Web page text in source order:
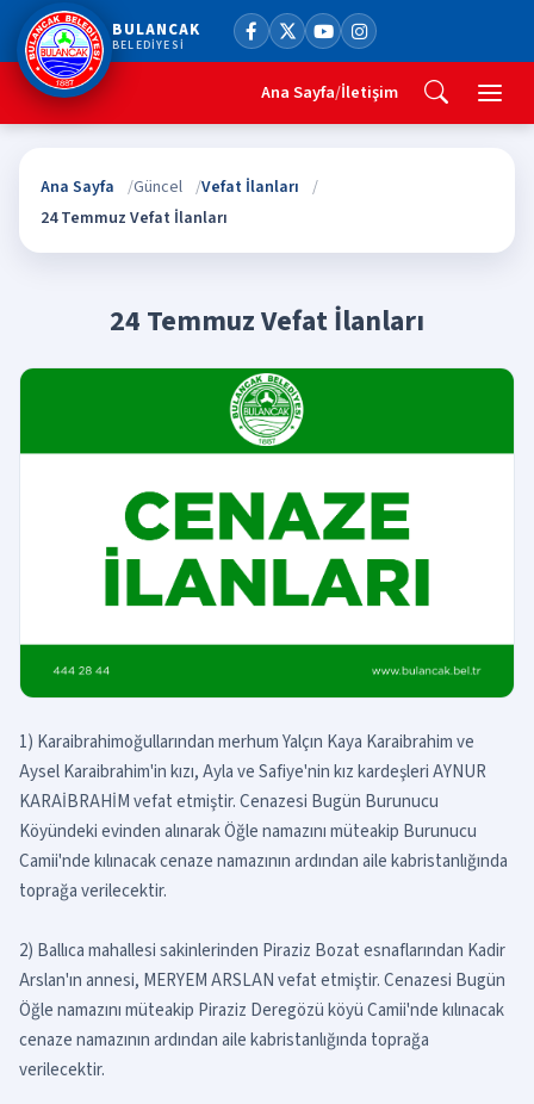
BULANCAK
BELEDİYESİ
Ana Sayfa/İletişim
Ana Sayfa Güncel
Vefat İlanları
24 Temmuz Vefat İlanları
24 Temmuz Vefat İlanları
1) Karaibrahimoğullarından merhum Yalçın Kaya Karaibrahim ve
Aysel Karaibrahim'in kızı, Ayla ve Safiye'nin kız kardeşleri AYNUR
KARAİBRAHİM vefat etmiştir. Cenazesi Bugün Burunucu
Köyündeki evinden alınarak Öğle namazını müteakip Burunucu
Camii'nde kılınacak cenaze namazının ardından aile kabristanlığında
toprağa verilecektir.
2) Ballıca mahallesi sakinlerinden Piraziz Bozat esnaflarından Kadir
Arslan'ın annesi, MERYEM ARSLAN vefat etmiştir. Cenazesi Bugün
Öğle namazını müteakip Piraziz Deregözü köyü Camii'nde kılınacak
cenaze namazının ardından aile kabristanlığında toprağa
verilecektir.